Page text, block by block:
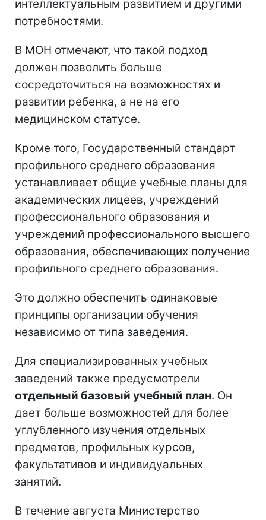
интеллектуальным развитием и другими
потребностями.
В МОН отмечают, что такой подход
должен позволить больше
сосредоточиться на возможностях и
развитии ребенка, а не на его
медицинском статусе.
Кроме того, Государственный стандарт
профильного среднего образования
устанавливает общие учебные планы для
академических лицеев, учреждений
профессионального образования и
учреждений профессионального высшего
образования, обеспечивающих получение
профильного среднего образования.
Это должно обеспечить одинаковые
принципы организации обучения
независимо от типа заведения.
Для специализированных учебных
заведений также предусмотрели
отдельный базовый учебный план. Он
дает больше возможностей для более
углубленного изучения отдельных
предметов, профильных курсов,
факультативов и индивидуальных
занятий.
В течение августа Министерство